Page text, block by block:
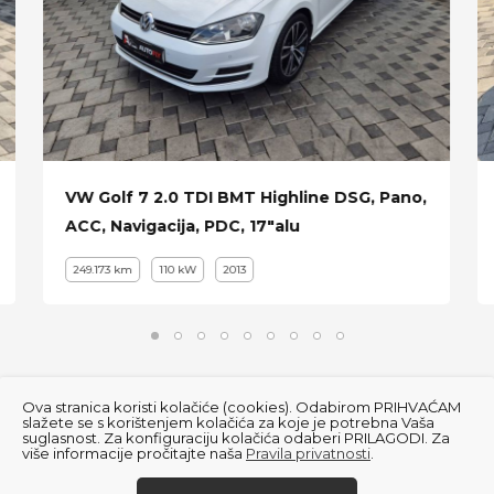
VW Golf 7 2.0 TDI BMT Highline DSG, Pano,
ACC, Navigacija, PDC, 17"alu
249.173 km 110 kW 2013
Ova stranica koristi kolačiće (cookies). Odabirom PRIHVAĆAM
slažete se s korištenjem kolačića za koje je potrebna Vaša
suglasnost. Za konfiguraciju kolačića odaberi PRILAGODI. Za
više informacije pročitajte naša Pravila privatnosti